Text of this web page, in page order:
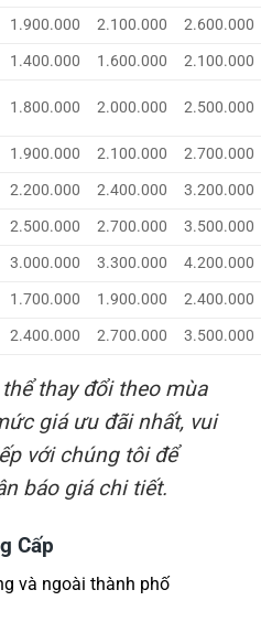
1.900.000 2.100.000
2.600.000
1.400.000 1.600.000
2.100.000
1.800.000 2.000.000 2.500.000
1.900.000 2.100.000
2.700.000
2.200.000 2.400.000
3.200.000
2.500.000 2.700.000
3.500.000
3.000.000 3.300.000
4.200.000
1.700.000 1.900.000
2.400.000
2.400.000 2.700.000 3.500.000
thay đổi theo mùa
giá ưu đãi nhất, vui
với chúng tôi để
báo giá chi tiết.
Cấp
và ngoài thành phố